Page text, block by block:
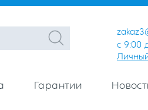
с 9:00
Гарантии